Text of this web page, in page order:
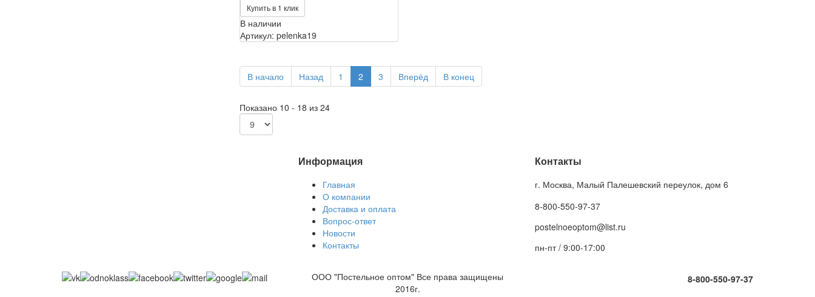
Купить в 1 клик
В наличии
Артикул: pelenka19
В начало Назад 1 2 3 Вперёд В конец
Показано 10 - 18 из 24
Информация
Главная
О компании
Доставка и оплата
Вопрос-ответ
Новости
Контакты
Контакты
г. Москва, Малый Палешевский переулок, дом 6
8-800-550-97-37
postelnoeoptom@list.ru
пн-пт / 9:00-17:00
ООО "Постельное оптом" Все права защищены
2016г.
8-800-550-97-37